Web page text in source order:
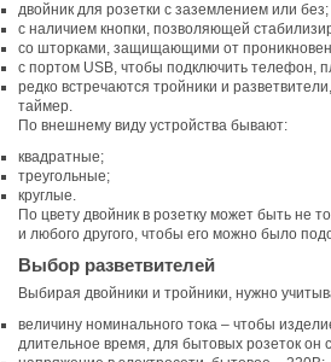
двойник для розетки с заземлением или без;
с наличием кнопки, позволяющей
со шторками, защищающими от
с портом USB, чтобы подключить телефон,
редко встречаются тройники и
таймер.
По внешнему виду устройства бывают:
квадратные;
треугольные;
круглые.
По цвету двойник в розетку может быть не
и любого другого, чтобы его можно было
Выбор разветвителей
Выбирая двойники и тройники, нужно
величину номинального тока – чтобы
длительное время, для бытовых розеток он